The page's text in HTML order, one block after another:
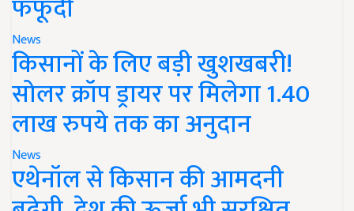
फफूंदी
News
किसानों के लिए बड़ी खुशखबरी!
सोलर क्रॉप ड्रायर पर मिलेगा 1.40
लाख रुपये तक का अनुदान
News
एथेनॉल से किसान की आमदनी